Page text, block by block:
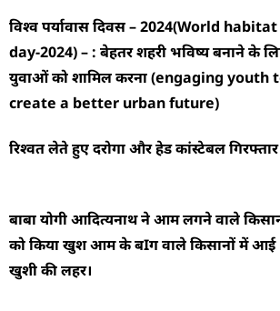
विश्व पर्यावास दिवस – 2024(World habitat
day-2024) – : बेहतर शहरी भविष्य बनाने के
युवाओं को शामिल करना (engaging youth
create a better urban future)
रिश्वत लेते हुए दरोगा और हेड कांस्टेबल गिरफ्तार
बाबा योगी आदित्यनाथ ने आम लगने वाले
को किया खुश आम के बIग वाले किसानों में आई
खुशी की लहर।